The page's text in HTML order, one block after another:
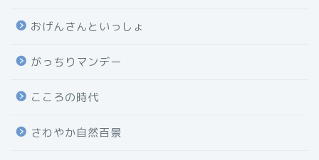
おげんさんといっしょ
がっちりマンデー
こころの時代
さわやか自然百景